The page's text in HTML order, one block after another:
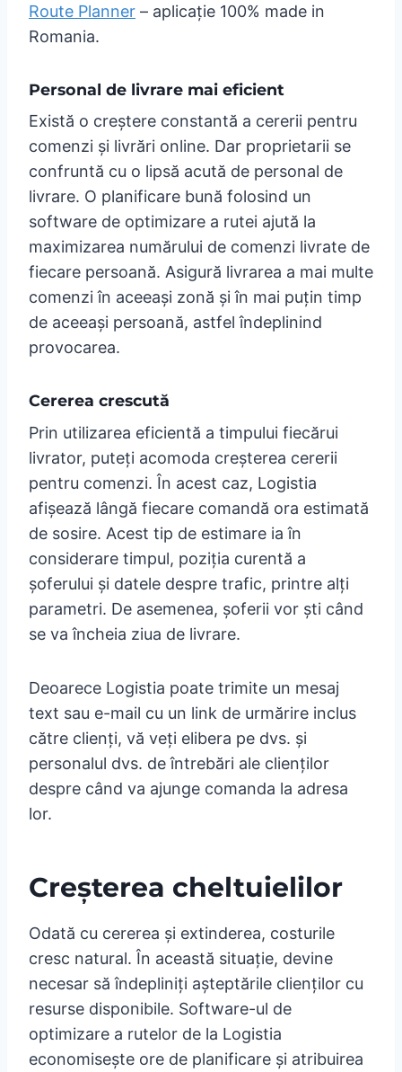
Route Planner – aplicație 100% made in
Romania.
Personal de livrare mai eficient
Există o creștere constantă a cererii pentru
comenzi și livrări online. Dar proprietarii se
confruntă cu o lipsă acută de personal de
livrare. O planificare bună folosind un
software de optimizare a rutei ajută la
maximizarea numărului de comenzi livrate de
fiecare persoană. Asigură livrarea a mai multe
comenzi în aceeași zonă și în mai puțin timp
de aceeași persoană, astfel îndeplinind
provocarea.
Cererea crescută
Prin utilizarea eficientă a timpului fiecărui
livrator, puteți acomoda creșterea cererii
pentru comenzi. În acest caz, Logistia
afișează lângă fiecare comandă ora estimată
de sosire. Acest tip de estimare ia în
considerare timpul, poziția curentă a
șoferului și datele despre trafic, printre alți
parametri. De asemenea, șoferii vor ști când
se va încheia ziua de livrare.
Deoarece Logistia poate trimite un mesaj
text sau e-mail cu un link de urmărire inclus
către clienți, vă veți elibera pe dvs. și
personalul dvs. de întrebări ale clienților
despre când va ajunge comanda la adresa
lor.
Creșterea cheltuielilor
Odată cu cererea și extinderea, costurile
cresc natural. În această situație, devine
necesar să îndepliniți așteptările clienților cu
resurse disponibile. Software-ul de
optimizare a rutelor de la Logistia
economisește ore de planificare și atribuirea